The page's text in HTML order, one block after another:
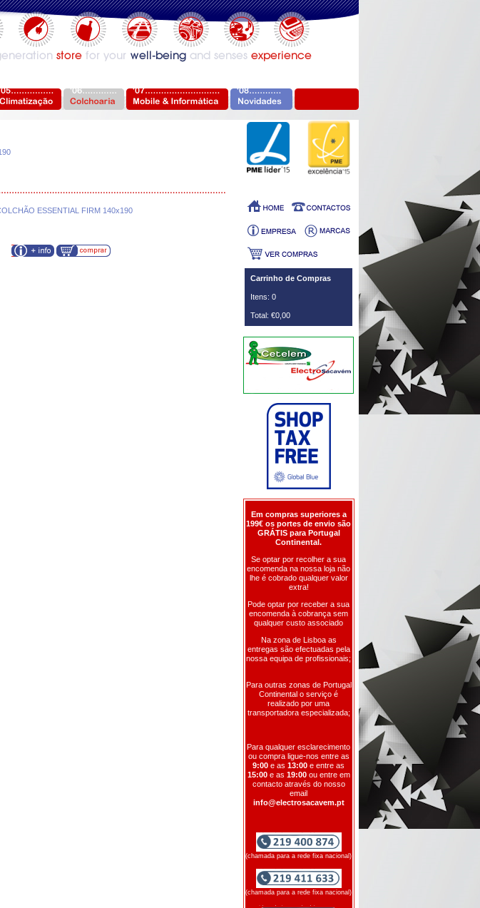
ESSENTIAL FIRM 140x190
Carrinho de Compras
Itens: 0
Total: €0,00
Em compras superiores a
199€ os portes de envio são
GRÁTIS para Portugal
Continental.
Se optar por recolher a sua
encomenda na nossa loja não
lhe é cobrado qualquer valor
extra!
Pode optar por receber a sua
encomenda à cobrança sem
qualquer custo associado
Na zona de Lisboa as
entregas são efectuadas pela
nossa equipa de profissionais;
Para outras zonas de Portugal
Continental o serviço é
realizado por uma
transportadora especializada;
Para qualquer esclarecimento
ou compra ligue-nos entre as
9:00 e as 13:00 e entre as
15:00e as 19:00 ou entre em
contacto através do nosso
email
info@electrosacavem.pt
(chamada para a rede fixa nacional)
(chamada para a rede fixa nacional)